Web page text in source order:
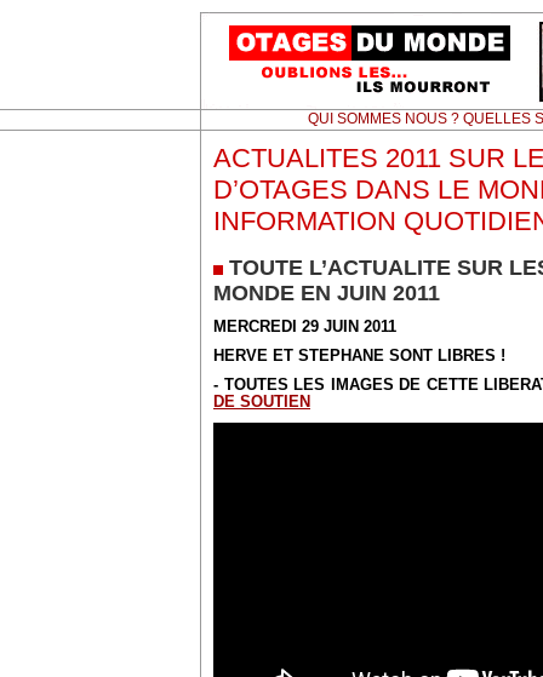
QUI SOMMES NOUS ? QUELLES
ACTUALITES 2011 SUR
D’OTAGES DANS LE
INFORMATION
TOUTE L’ACTUALITE SUR
MONDE EN JUIN 2011
MERCREDI 29 JUIN 2011
HERVE ET STEPHANE SONT LIBRES !
- TOUTES LES IMAGES DE CETTE
DE SOUTIEN